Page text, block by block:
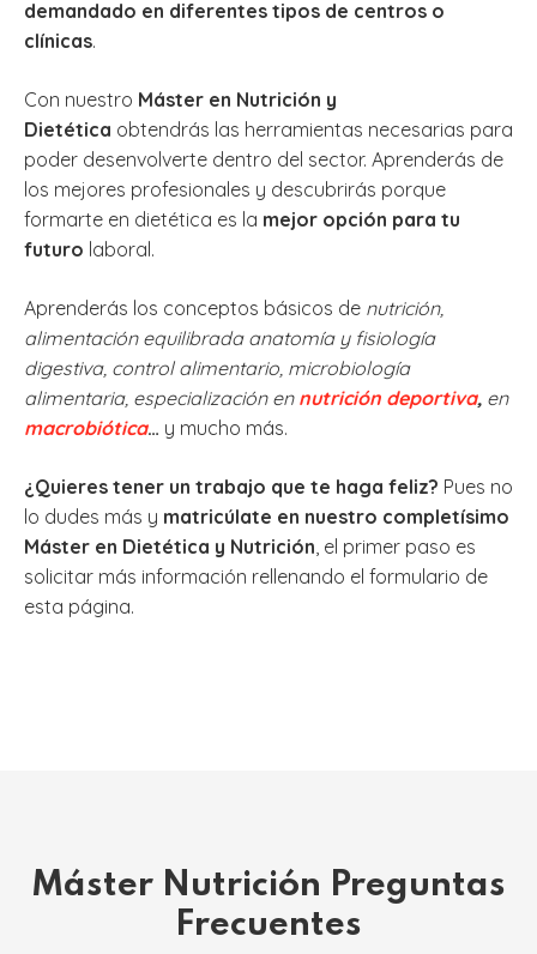
demandado en diferentes tipos de centros o
clínicas.
Con nuestro Máster en Nutrición y
Dietética obtendrás las herramientas necesarias para
poder desenvolverte dentro del sector. Aprenderás de
los mejores profesionales y descubrirás porque
formarte en dietética es la mejor opción para tu
futuro laboral.
Aprenderás los conceptos básicos de nutrición,
alimentación equilibrada anatomía y fisiología
digestiva, control alimentario, microbiología
alimentaria, especialización en nutrición deportiva, en
macrobiótica… y mucho más.
¿Quieres tener un trabajo que te haga feliz? Pues no
lo dudes más y matricúlate en nuestro completísimo
Máster en Dietética y Nutrición , el primer paso es
solicitar más información rellenando el formulario de
esta página.
Máster Nutrición Preguntas
Frecuentes